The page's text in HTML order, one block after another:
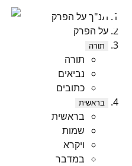
תנ"ך על הפרק
על הפרק
תורה
תורה
נביאים
כתובים
בראשית
בראשית
שמות
ויקרא
במדבר